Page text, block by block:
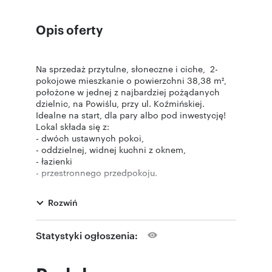
Opis oferty
Na sprzedaż przytulne, słoneczne i ciche, 2-
pokojowe mieszkanie o powierzchni 38,38 m²,
położone w jednej z najbardziej pożądanych
dzielnic, na Powiślu, przy ul. Koźmińskiej.
Idealne na start, dla pary albo pod inwestycję!
Lokal składa się z:
- dwóch ustawnych pokoi,
- oddzielnej, widnej kuchni z oknem,
- łazienki
- przestronnego przedpokoju.
ujęty w KW, co daje nam rzeczywistą
powierzchnię uzytkową 41,38m2— to praktyczna
przestrzeń „na plus”!)
Do mieszkania przynależy piwnica.
Rozwiń
Statystyki ogłoszenia: